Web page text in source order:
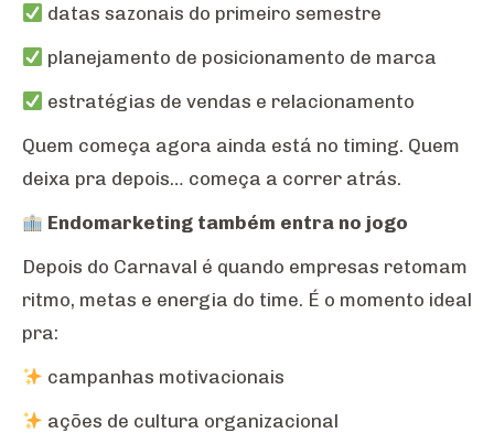
datas sazonais do primeiro semestre
planejamento de posicionamento de marca
estratégias de vendas e relacionamento
Quem começa agora ainda está no timing. Quem
deixa pra depois… começa a correr atrás.
Endomarketing também entra no jogo
Depois do Carnaval é quando empresas retomam
ritmo, metas e energia do time. É o momento ideal
pra:
campanhas motivacionais
ações de cultura organizacional